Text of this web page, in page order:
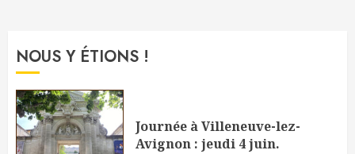
NOUS Y ÉTIONS !
Journée à Villeneuve-lez-
Avignon : jeudi 4 juin.